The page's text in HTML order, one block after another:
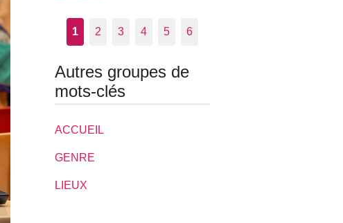
1 2 3 4 5 6
Autres groupes de
mots-clés
ACCUEIL
GENRE
LIEUX